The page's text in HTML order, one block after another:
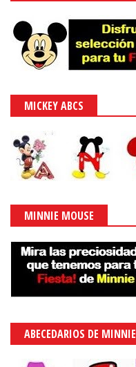
MICKEY ABCS
MINNIE MOUSE
ABECEDARIOS DE MINNIE